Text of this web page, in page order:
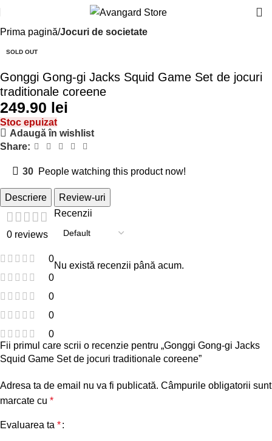
Prima pagină Jocuri de societate
SOLD OUT
Gonggi Gong-gi Jacks Squid Game Set de jocuri
traditionale coreene
lei
Stoc epuizat
Adaugă în wishlist
Share:
30 People watching this product now!
Descriere Review-uri
0 reviews
0
0
0
0
0
Recenzii
Nu există recenzii până acum.
Fii primul care scrii o recenzie pentru „Gonggi Gong-gi Jacks
Squid Game Set de jocuri traditionale coreene”
Adresa ta de email nu va fi publicată. Câmpurile obligatorii sunt
marcate cu *
Evaluarea ta *